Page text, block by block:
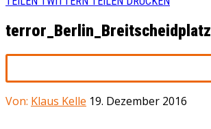
terror_Berlin_Breitscheidplatz
Von: Klaus Kelle 19. Dezember 2016